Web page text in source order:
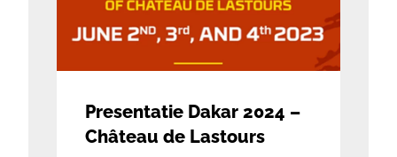
Presentatie Dakar 2024 –
Château de Lastours